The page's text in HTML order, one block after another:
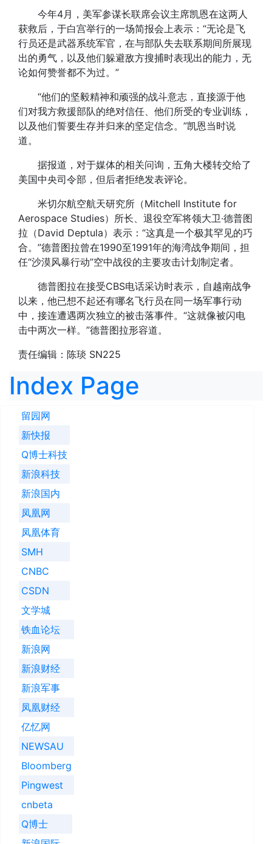
今年4月，美军参谋长联席会议主席凯恩在这两人
获救后，于白宫举行的一场简报会上表示：“无论是飞
行员还是武器系统军官，在与部队失去联系期间所展现
出的勇气，以及他们躲避敌方搜捕时表现出的能力，无
论如何赞誉都不为过。”
“他们的坚毅精神和顽强的战斗意志，直接源于他
们对我方救援部队的绝对信任、他们所受的专业训练，
以及他们誓要生存并归来的坚定信念。”凯恩当时说
道。
据报道，对于媒体的相关问询，五角大楼转交给了
美国中央司令部，但后者拒绝发表评论。
米切尔航空航天研究所（Mitchell Institute for
Aerospace Studies）所长、退役空军将领大卫·德普图
拉（David Deptula）表示：“这真是一个极其罕见的巧
合。”德普图拉曾在1990至1991年的海湾战争期间，担
任“沙漠风暴行动”空中战役的主要攻击计划制定者。
德普图拉在接受CBS电话采访时表示，自越南战争
以来，他已想不起还有哪名飞行员在同一场军事行动
中，接连遭遇两次独立的被击落事件。“这就像被闪电
击中两次一样。”德普图拉形容道。
责任编辑：陈琰 SN225
Index Page
留园网
新快报
Q博士科技
新浪科技
新浪国内
凤凰网
凤凰体育
SMH
CNBC
CSDN
文学城
铁血论坛
新浪网
新浪财经
新浪军事
凤凰财经
亿忆网
NEWSAU
Bloomberg
Pingwest
cnbeta
Q博士